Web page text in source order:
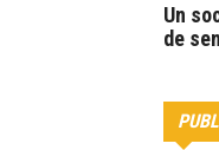
Un
de